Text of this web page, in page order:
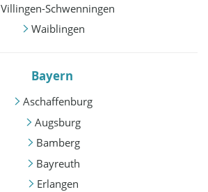
Villingen-Schwenningen
Waiblingen
Bayern
Aschaffenburg
Augsburg
Bamberg
Bayreuth
Erlangen